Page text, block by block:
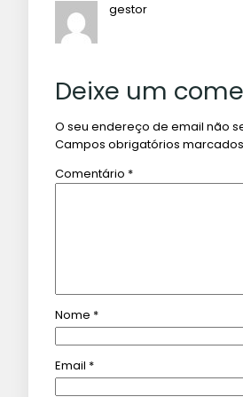
gestor
Deixe um
O seu endereço de email não
Campos obrigatórios
Comentário *
Nome *
Email *